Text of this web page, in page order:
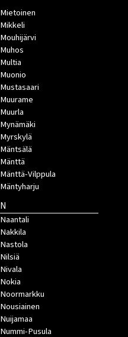
Mietoinen
Mikkeli
Mouhijärvi
Muhos
Multia
Muonio
Mustasaari
Muurame
Muurla
Mynämäki
Myrskylä
Mäntsälä
Mänttä
Mänttä-Vilppula
Mäntyharju
N
Naantali
Nakkila
Nastola
Nilsiä
Nivala
Nokia
Noormarkku
Nousiainen
Nuijamaa
Nummi-Pusula